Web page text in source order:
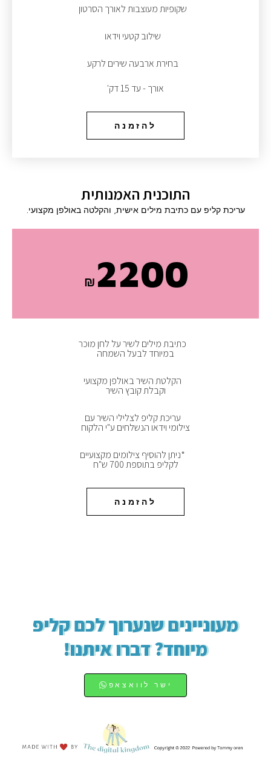
שקופיות מעוצבות לאורך הסרטון
שילוב קטעי וידאו
בחירת ארבעה שירים לרקע
אורך - עד 15 דק'
להזמנה
התוכנית האמנותית
עריכת קליפ עם כתיבת מילים אישית, והקלטה באולפן מקצועי.
₪ 2200
כתיבת מילים לשיר על לחן מוכר
במיוחד לבעל השמחה
הקלטת השיר באולפן מקצועי
וקבלת קובץ השיר
עריכת קליפ לצלילי השיר עם
צילומי וידאו הנשלחים ע"י הלקוח
*ניתן להוסיף צילומים מקצועיים
לקליפ בתוספת 700 ש"ח
להזמנה
מעוניינים שנערוך לכם קליפ
מיוחד? דברו איתנו!
ישר לוואצאפ